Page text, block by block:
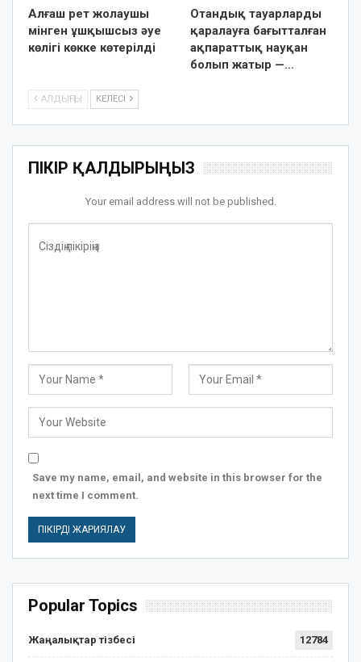
Алғаш рет жолаушы
мінген ұшқышсыз әуе
көлігі көкке көтерілді
Отандық тауарларды
қаралауға бағытталған
ақпараттық науқан
болып жатыр —…
АЛДЫҢҒЫ КЕЛЕСІ
ПІКІР ҚАЛДЫРЫҢЫЗ
Your email address will not be published.
Save my name, email, and website in this browser for the
next time I comment.
Popular Topics
Жаңалықтар тізбесі 12784